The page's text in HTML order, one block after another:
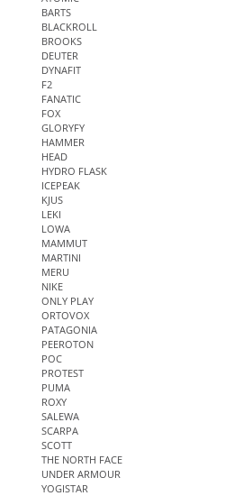
BARTS
BLACKROLL
BROOKS
DEUTER
DYNAFIT
F2
FANATIC
FOX
GLORYFY
HAMMER
HEAD
HYDRO FLASK
ICEPEAK
KJUS
LEKI
LOWA
MAMMUT
MARTINI
MERU
NIKE
ONLY PLAY
ORTOVOX
PATAGONIA
PEEROTON
POC
PROTEST
PUMA
ROXY
SALEWA
SCARPA
SCOTT
THE NORTH FACE
UNDER ARMOUR
YOGISTAR